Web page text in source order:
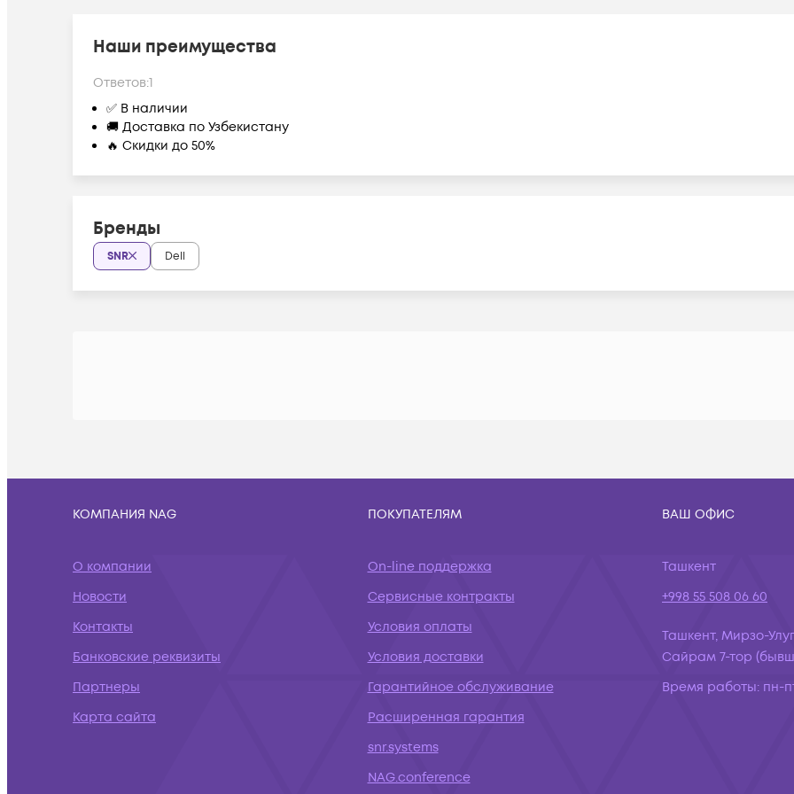
Наши преимущества
Ответов:1
✅ В наличии
🚚 Доставка по Узбекистану
🔥 Скидки до 50%
Бренды
SNR Dell
КОМПАНИЯ NAG
О компании
Новости
Контакты
Банковские реквизиты
Партнеры
Карта сайта
ПОКУПАТЕЛЯМ
On-line поддержка
Сервисные контракты
Условия оплаты
Условия доставки
Гарантийное обслуживание
Расширенная гарантия
snr.systems
NAG.conference
ВАШ ОФИС
Ташкент
+998 55 508 06 60
Ташкент, Мирзо-
Сайрам 7-тор
Время работы: пн-